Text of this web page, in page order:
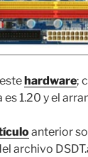
hardware;
1.20 y el
anterior
archivo